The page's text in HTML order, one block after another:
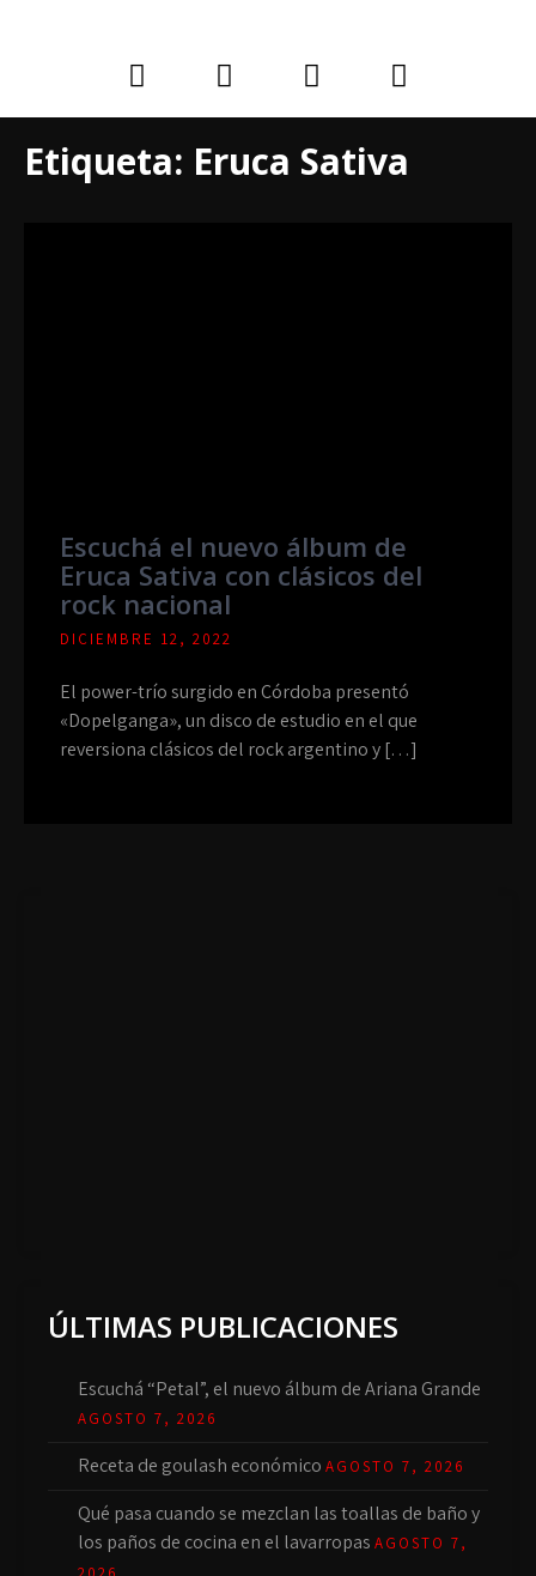
Etiqueta: Eruca Sativa
Escuchá el nuevo álbum de
Eruca Sativa con clásicos del
rock nacional
DICIEMBRE 12, 2022
El power-trío surgido en Córdoba presentó
«Dopelganga», un disco de estudio en el que
reversiona clásicos del rock argentino y […]
ÚLTIMAS PUBLICACIONES
Escuchá “Petal”, el nuevo álbum de Ariana Grande
AGOSTO 7, 2026
Receta de goulash económico AGOSTO 7, 2026
Qué pasa cuando se mezclan las toallas de baño y
los paños de cocina en el lavarropas AGOSTO 7,